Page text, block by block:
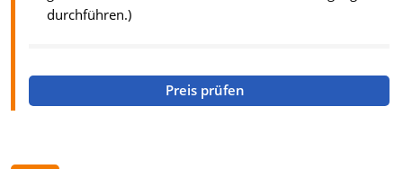
durchführen.)
Preis prüfen